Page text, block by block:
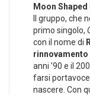
Moon Shaped
Il gruppo, che
primo singolo,
con il nome di
rinnovamento
anni ’90 e il
farsi
nascere. Con